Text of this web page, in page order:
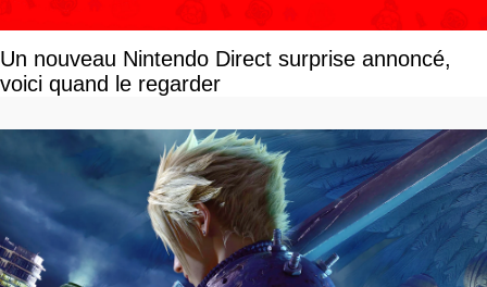
Un nouveau Nintendo Direct surprise annoncé,
voici quand le regarder